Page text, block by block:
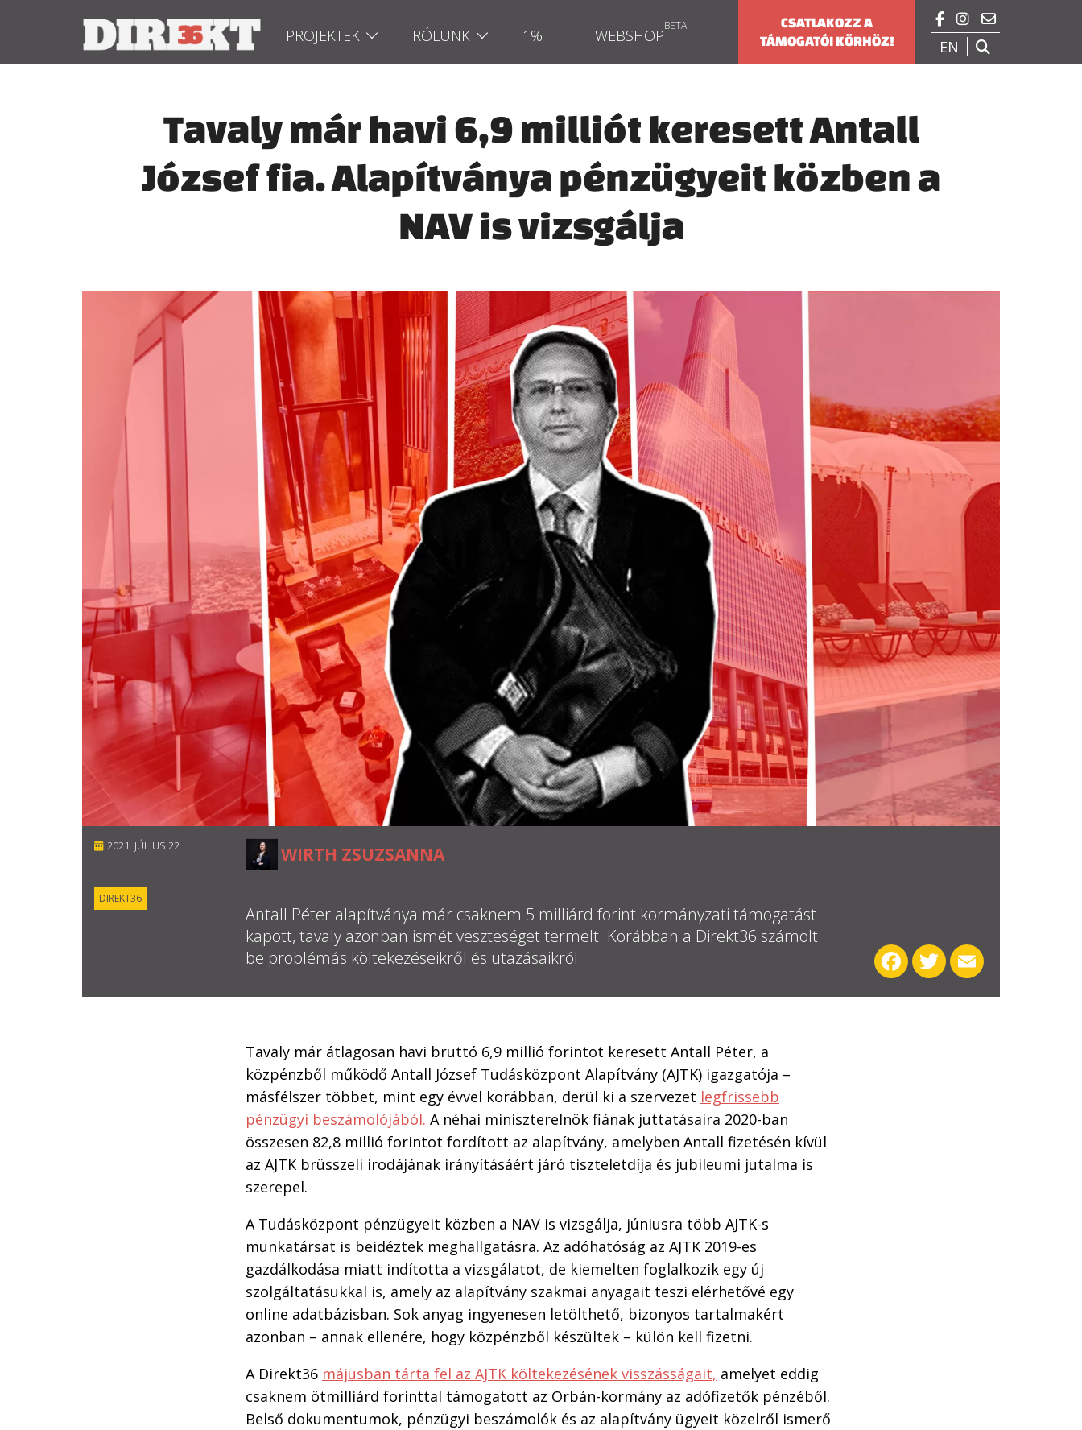
PROJEKTEK RÓLUNK 1% WEBSHOP
  
EN 
CSATLAKOZZ A
TÁMOGATÓI KÖRHÖZ!
Tavaly már havi 6,9 milliót keresett Antall
József fia. Alapítványa pénzügyeit közben a
NAV is vizsgálja
2021. JÚLIUS 22.
DIREKT36
WIRTH ZSUZSANNA
Antall Péter alapítványa már csaknem 5 milliárd forint kormányzati támogatást
kapott, tavaly azonban ismét veszteséget termelt. Korábban a Direkt36 számolt
be problémás költekezéseikről és utazásaikról.
Facebook
TwitterEmail
Tavaly már átlagosan havi bruttó 6,9 millió forintot keresett Antall Péter, a
közpénzből működő Antall József Tudásközpont Alapítvány (AJTK) igazgatója –
másfélszer többet, mint egy évvel korábban, derül ki a szervezet legfrissebb
pénzügyi beszámolójából. A néhai miniszterelnök fiának juttatásaira 2020-ban
összesen 82,8 millió forintot fordított az alapítvány, amelyben Antall fizetésén kívül
az AJTK brüsszeli irodájának irányításáért járó tiszteletdíja és jubileumi jutalma is
szerepel.
A Tudásközpont pénzügyeit közben a NAV is vizsgálja, júniusra több AJTK-s
munkatársat is beidéztek meghallgatásra. Az adóhatóság az AJTK 2019-es
gazdálkodása miatt indította a vizsgálatot, de kiemelten foglalkozik egy új
szolgáltatásukkal is, amely az alapítvány szakmai anyagait teszi elérhetővé egy
online adatbázisban. Sok anyag ingyenesen letölthető, bizonyos tartalmakért
azonban – annak ellenére, hogy közpénzből készültek – külön kell fizetni.
A Direkt36 májusban tárta fel az AJTK költekezésének visszásságait, amelyet eddig
csaknem ötmilliárd forinttal támogatott az Orbán-kormány az adófizetők pénzéből.
Belső dokumentumok, pénzügyi beszámolók és az alapítvány ügyeit közelről ismerő